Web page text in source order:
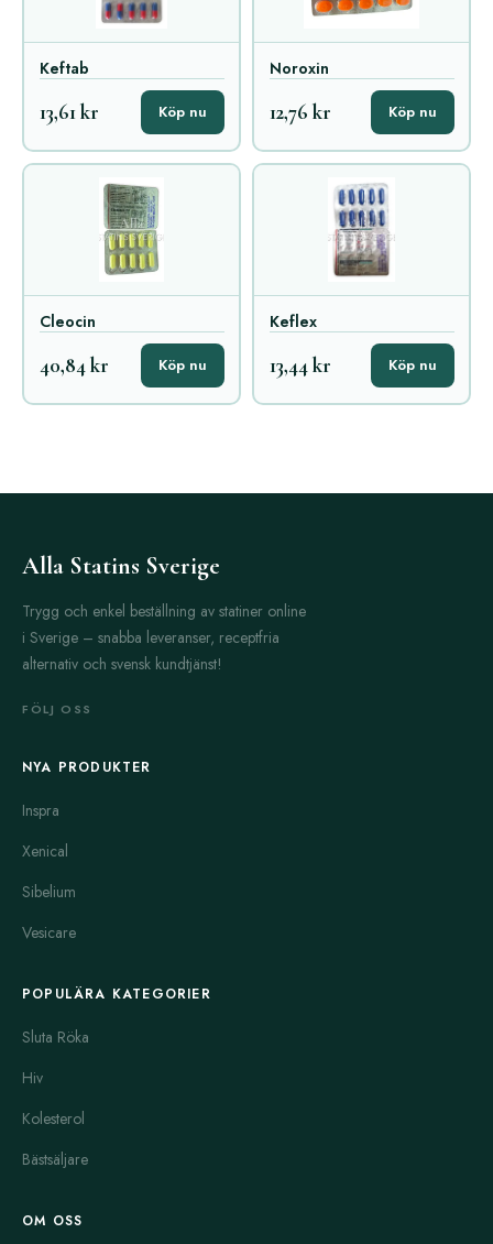
Keftab
13,61 kr Köp nu
Noroxin
12,76 kr Köp nu
Cleocin
40,84 kr Köp nu
Keflex
13,44 kr Köp nu
Alla Statins Sverige
Trygg och enkel beställning av statiner online
i Sverige – snabba leveranser, receptfria
alternativ och svensk kundtjänst!
FÖLJ OSS
NYA PRODUKTER
Inspra
Xenical
Sibelium
Vesicare
POPULÄRA KATEGORIER
Sluta Röka
Hiv
Kolesterol
Bästsäljare
OM OSS